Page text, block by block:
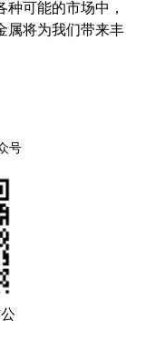
可能的市场中，
属将为我们带来丰
号